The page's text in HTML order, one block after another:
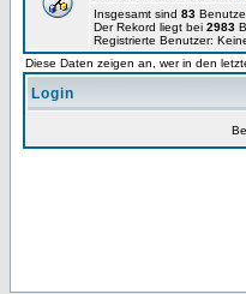
Insgesamt sind 83
Der Rekord liegt bei 2983
Registrierte Benutzer:
Diese Daten zeigen an, wer in den
Login